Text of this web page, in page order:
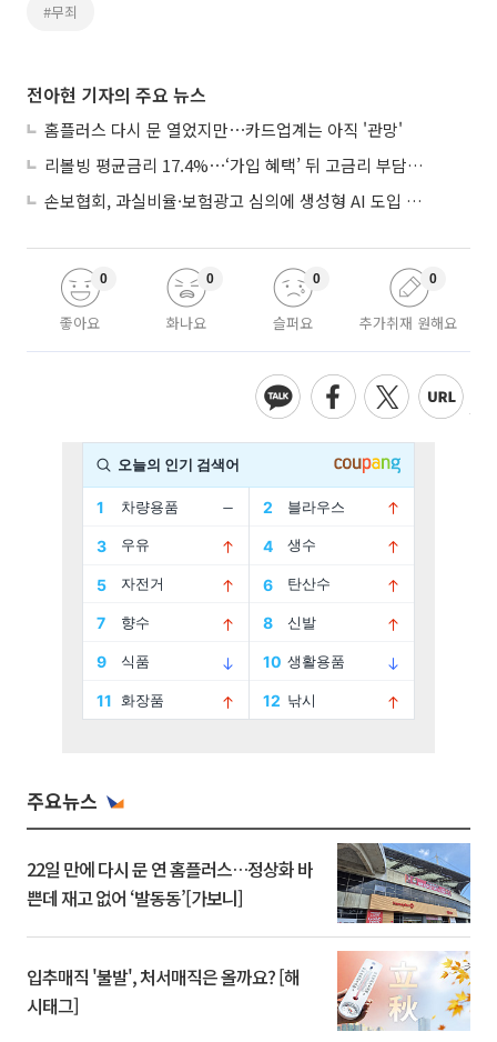
#무죄
전아현 기자의 주요 뉴스
홈플러스 다시 문 열었지만⋯카드업계는 아직 '관망'
리볼빙 평균금리 17.4%⋯‘가입 혜택’ 뒤 고금리 부담 주의
손보협회, 과실비율·보험광고 심의에 생성형 AI 도입 추진
좋아요
0
화나요
0
슬퍼요
0
추가취재 원해요
0
주요뉴스
22일 만에 다시 문 연 홈플러스…정상화 바
쁜데 재고 없어 ‘발동동’[가보니]
입추매직 '불발', 처서매직은 올까요? [해
시태그]